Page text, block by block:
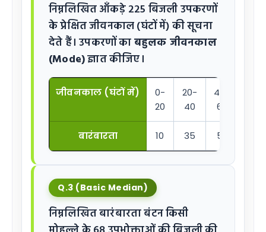
निम्नलिखित आँकड़े 225 बिजली उपकरणों
के प्रेक्षित जीवनकाल (घंटों में) की सूचना
देते हैं। उपकरणों काबहुलक जीवनकाल
(Mode)ज्ञात कीजिए।
जीवनकाल (घंटों में)
0-
20
20-
40
40-
60
बारंबारता 10 35 52
Q.3 (Basic Median)
निम्नलिखित बारंबारता बंटन किसी